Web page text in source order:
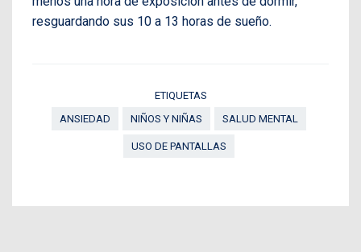
resguardando sus 10 a 13 horas de sueño.
ETIQUETAS
ANSIEDAD
NIÑOS Y NIÑAS SALUD MENTAL
USO DE PANTALLAS